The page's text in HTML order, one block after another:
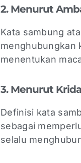
2. Menurut
Kata sambung
menghubungkan
menentukan
3. Menurut
Definisi kata
sebagai
selalu